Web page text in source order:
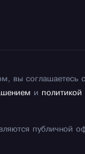
вы соглашаетесь с
и политикой
публичной